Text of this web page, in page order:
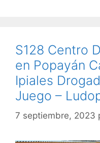
S128 Centro
en Popayán
Ipiales
Juego –
7 septiembre, 2023